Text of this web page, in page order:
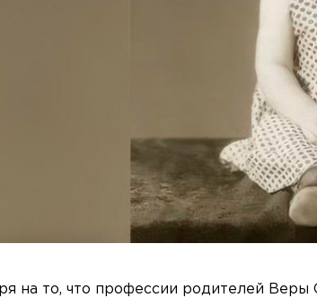
на то, что профессии родителей Веры